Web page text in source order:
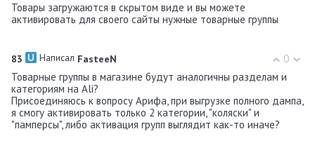
Товары загружаются в скрытом виде и вы можете
активировать для своего сайты нужные товарные группы
0
83 Написал FasteeN
Товарные группы в магазине будут аналогичны разделам и
категориям на Ali?
Присоединяюсь к вопросу Арифа, при выгрузке полного дампа,
я смогу активировать только 2 категории, "коляски" и
"памперсы", либо активация групп выглядит как-то иначе?